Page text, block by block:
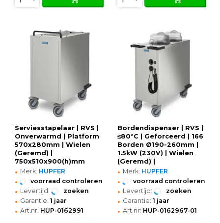
Serviesstapelaar | RVS |
Onverwarmd | Platform
570x280mm | Wielen
(Geremd) |
750x510x900(h)mm
• Merk: HUPFER
• voorraad controleren
• Levertijd: zoeken
• Garantie: 1 jaar
• Art.nr: HUP-0162991
Bordendispenser | RVS |
≤80°C | Geforceerd | 166
Borden Ø190-260mm |
1.5kW (230V) | Wielen
(Geremd) |
930x460x1072(h)mm
• Merk: HUPFER
• voorraad controleren
• Levertijd: zoeken
• Garantie: 1 jaar
• Art.nr: HUP-0162967-01